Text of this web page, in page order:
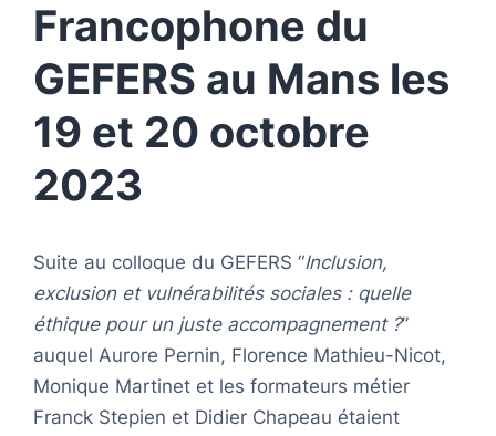
Francophone du
GEFERS au Mans les
19 et 20 octobre
2023
Suite au colloque du GEFERS “Inclusion,
exclusion et vulnérabilités sociales : quelle
éthique pour un juste accompagnement ?”
auquel Aurore Pernin, Florence Mathieu-Nicot,
Monique Martinet et les formateurs métier
Franck Stepien et Didier Chapeau étaient